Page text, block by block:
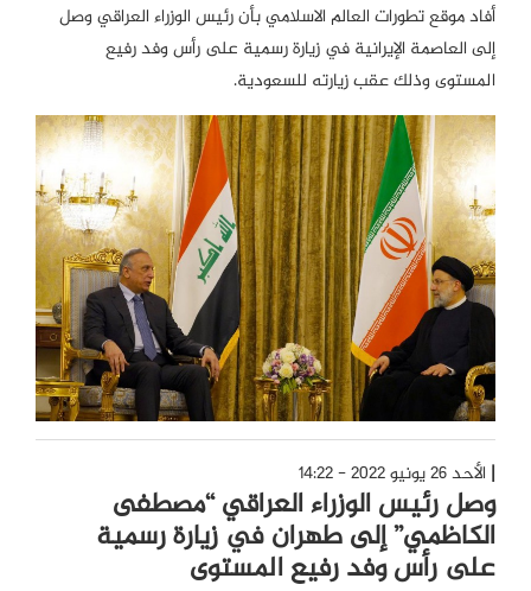
أفاد موقع تطورات العالم الاسلامي بأن رئيس الوزراء العراقي وصل
إلى العاصمة الإيرانية في زيارة رسمية على رأس وفد رفيع
المستوى وذلك عقب زيارته للسعودية.
الأحد 26 يونيو 2022 - 14:22
وصل رئيس الوزراء العراقي “مصطفى
الكاظمي” إلى طهران في زيارة رسمية
على رأس وفد رفيع المستوى